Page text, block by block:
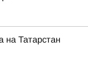
на Татарстан